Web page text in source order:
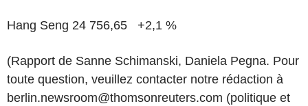
Hang Seng 24 756,65 +2,1 %
(Rapport de Sanne Schimanski, Daniela Pegna. Pour
toute question, veuillez contacter notre rédaction à
berlin.newsroom@thomsonreuters.com (politique et